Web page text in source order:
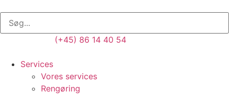
(+45) 86 14 40 54
Services
Vores services
Rengøring